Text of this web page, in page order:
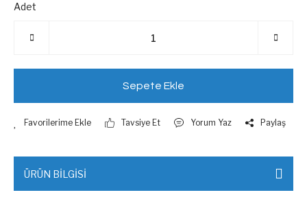
Adet
Sepete Ekle
Tavsiye Et Yorum Yaz Paylaş
ÜRÜN BİLGİSİ